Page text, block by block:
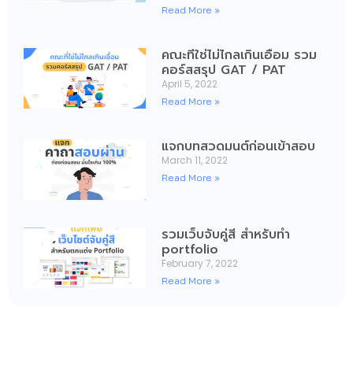
Read More »
คณะที่ใช่ไม่ไกลเกินเอื้อม รวม
คอร์สสรุป GAT / PAT
April 5, 2022
Read More »
แจกบทสวดมนต์ก่อนเข้าสอบ
March 11, 2022
Read More »
รวมเว็บจับคู่สี สำหรับทำ
portfolio
February 7, 2022
Read More »